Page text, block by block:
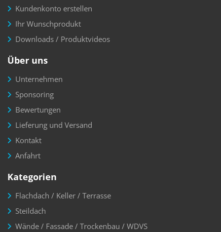
Kundenkonto erstellen
Ihr Wunschprodukt
Downloads / Produktvideos
Über uns
Unternehmen
Sponsoring
Bewertungen
Lieferung und Versand
Kontakt
Anfahrt
Kategorien
Flachdach / Keller / Terrasse
Steildach
Wände / Fassade / Trockenbau / WDVS